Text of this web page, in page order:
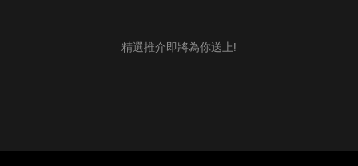
精選推介即將為你送上!